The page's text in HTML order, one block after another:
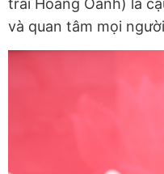
trai Hoàng Oanh) là
và quan tâm mọi